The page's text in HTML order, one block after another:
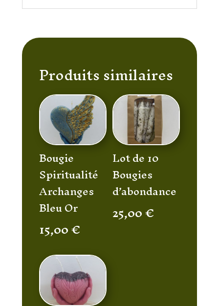
Produits similaires
Bougie
Spiritualité
Archanges
Bleu Or
15,00€
Lot de 10
Bougies
d’abondance
25,00€